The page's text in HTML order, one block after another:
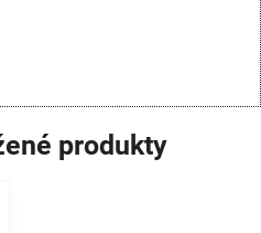
produkty